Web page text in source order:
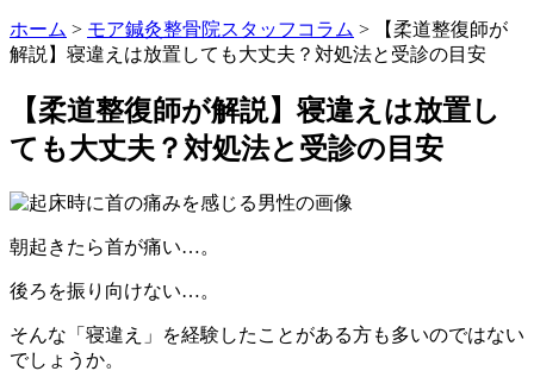
ホーム > モア鍼灸整骨院スタッフコラム >
【柔道整復師が
解説】寝違えは放置しても大丈夫？対処法と受診の目安
【柔道整復師が解説】寝違えは放置し
ても大丈夫？対処法と受診の目安
朝起きたら首が痛い…。
後ろを振り向けない…。
そんな「寝違え」を経験したことがある方も多いのではない
でしょうか。